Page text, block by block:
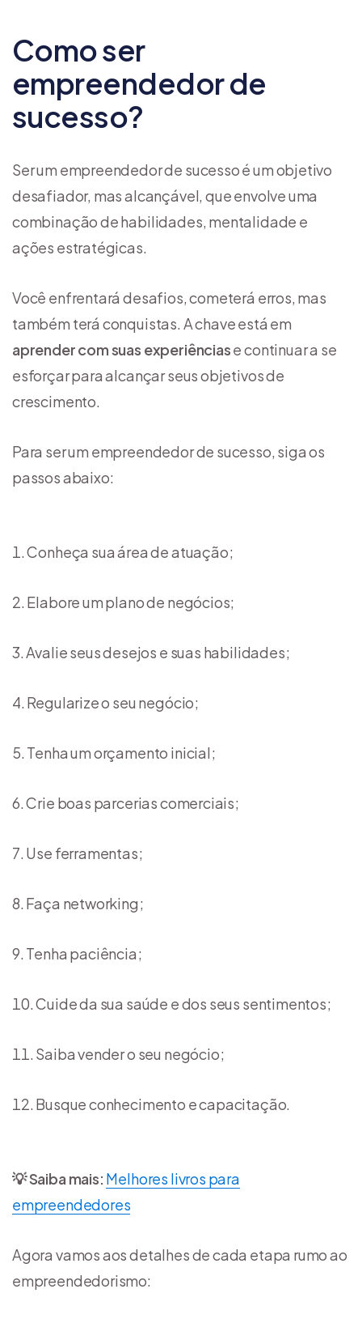
Como ser
empreendedor de
sucesso?
Ser um empreendedor de sucesso é um objetivo
desafiador, mas alcançável, que envolve uma
combinação de habilidades, mentalidade e
ações estratégicas.
Você enfrentará desafios, cometerá erros, mas
também terá conquistas. A chave está em
aprender com suas experiênciase continuar a se
esforçar para alcançar seus objetivos de
crescimento.
Para ser um empreendedor de sucesso, siga os
passos abaixo:
Conheça sua área de atuação;
Elabore um plano de negócios;
Avalie seus desejos e suas habilidades;
Regularize o seu negócio;
Tenha um orçamento inicial;
Crie boas parcerias comerciais;
Use ferramentas;
Faça networking;
Tenha paciência;
Cuide da sua saúde e dos seus sentimentos;
Saiba vender o seu negócio;
Busque conhecimento e capacitação.
💡 Saiba mais: Melhores livros para
empreendedores
Agora vamos aos detalhes de cada etapa rumo ao
empreendedorismo: